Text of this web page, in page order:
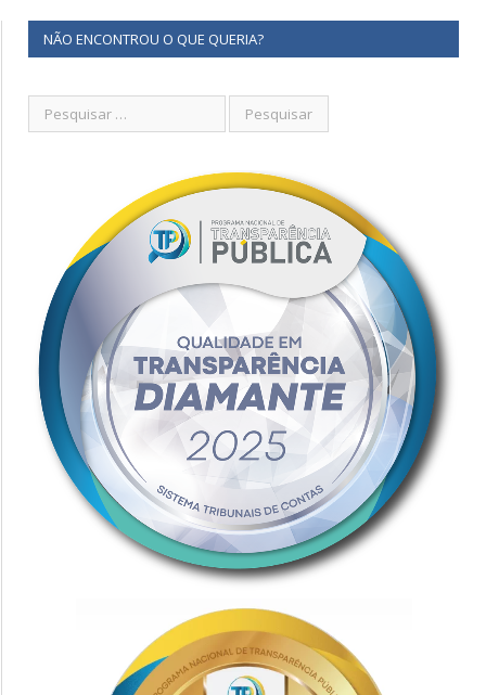
NÃO ENCONTROU O QUE QUERIA?